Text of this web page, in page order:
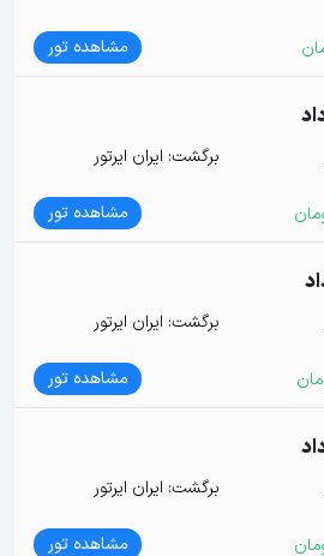
مشاهده تور
برگشت: ایران ایرتور
مشاهده تور
برگشت: ایران ایرتور
مشاهده تور
برگشت: ایران ایرتور
مشاهده تور